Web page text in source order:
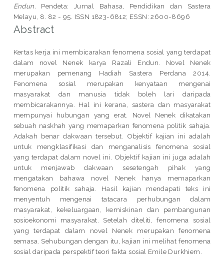
Endun. Pendeta: Jurnal Bahasa, Pendidikan dan Sastera
Melayu, 8. 82 - 95. ISSN 1823-6812; ESSN: 2600-8696
Abstract
Kertas kerja ini membicarakan fenomena sosial yang terdapat
dalam novel Nenek karya Razali Endun. Novel Nenek
merupakan pemenang Hadiah Sastera Perdana 2014.
Fenomena sosial merupakan kenyataan mengenai
masyarakat dan manusia tidak boleh lari daripada
membicarakannya. Hal ini kerana, sastera dan masyarakat
mempunyai hubungan yang erat. Novel Nenek dikatakan
sebuah naskhah yang memaparkan fenomena politik sahaja.
Adakah benar dakwaan tersebut. Objektif kajian ini adalah
untuk mengklasifikasi dan menganalisis fenomena sosial
yang terdapat dalam novel ini. Objektif kajian ini juga adalah
untuk menjawab dakwaan sesetengah pihak yang
mengatakan bahawa novel Nenek hanya memaparkan
fenomena politik sahaja. Hasil kajian mendapati teks ini
menyentuh mengenai tatacara perhubungan dalam
masyarakat, kekeluargaan, kemiskinan dan pembangunan
sosioekonomi masyarakat. Setelah diteliti, fenomena sosial
yang terdapat dalam novel Nenek merupakan fenomena
semasa. Sehubungan dengan itu, kajian ini melihat fenomena
sosial daripada perspektif teori fakta sosial Emile Durkhiem.